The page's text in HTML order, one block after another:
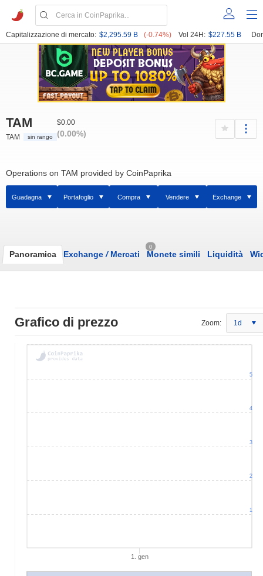
Capitalizzazione di mercato: $2,295.59 B (-0.74%) Vol 24H: $227.55 B
TAM
TAM sin rango
$0.00
(0.00%)
Operations on TAM provided by CoinPaprika
Guadagna Portafoglio Compra Vendere Exchange
Panoramica Exchange /Mercati
0
Monete simili Liquidità
Grafico di prezzo Zoom: 1d
1. gen
1
2
3
4
5